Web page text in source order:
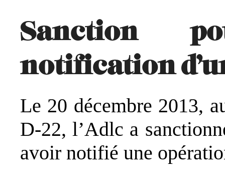
Sanction
notification
Le 20 décembre 2013,
D-22, l’Adlc a
avoir notifié une